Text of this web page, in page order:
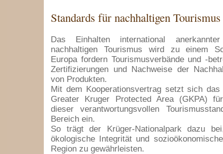
Standards für nachhaltigen Tourismus
Das Einhalten international
nachhaltigen Tourismus wird zu einem
Europa fordern Tourismusverbände und -
Zertifizierungen und Nachweise der
von Produkten.
Mit dem Kooperationsvertrag setzt sich das
Greater Kruger Protected Area (GKPA)
dieser verantwortungsvollen
Bereich ein.
So trägt der Krüger-Nationalpark dazu
ökologische Integrität und
Region zu gewährleisten.